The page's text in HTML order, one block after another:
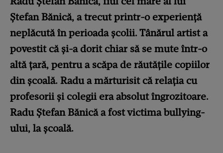
Ștefan Bănică, a trecut printr-o experiență
neplăcută în perioada școlii. Tânărul artist a
povestit că și-a dorit chiar să se mute într-o
altă țară, pentru a scăpa de răutățile copiilor
din școală. Radu a mărturisit că relația cu
profesorii și colegii era absolut îngrozitoare.
Radu Ștefan Bănică a fost victima bullying-
ului, la școală.